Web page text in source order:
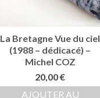
La Bretagne Vue du ciel
(1988 – dédicacé) –
Michel COZ
20,00€
AJOUTER AU